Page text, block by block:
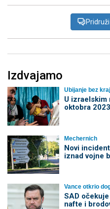
Izdvajamo
Ubijanje bez
U izraelskim
oktobra
Mechernich
Novi
iznad vojne
Vance otkrio
SAD
nafte i